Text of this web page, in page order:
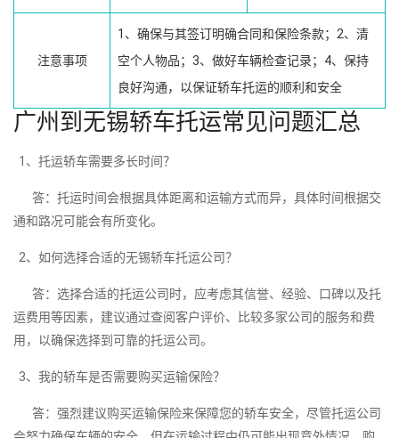
注意事项
1、确保与其签订明确合同和保险条款；2、清
空个人物品；3、做好车辆检查记录；4、保持
良好沟通，以保证轿车托运的顺利和安全
广州到无锡轿车托运常见问题汇总
1、托运轿车需要多长时间？
答：托运时间会根据具体距离和运输方式而异，具体时间根据交
通和路况可能会有所变化。
2、如何选择合适的无锡轿车托运公司？
答：选择合适的托运公司时，应考虑其信誉、经验、口碑以及托
运费用等因素，建议通过查阅客户评价、比较多家公司的服务和费
用，以确保选择到可靠的托运公司。
3、我的轿车是否需要购买运输保险？
答：强烈建议购买运输保险来保障您的轿车安全，尽管托运公司